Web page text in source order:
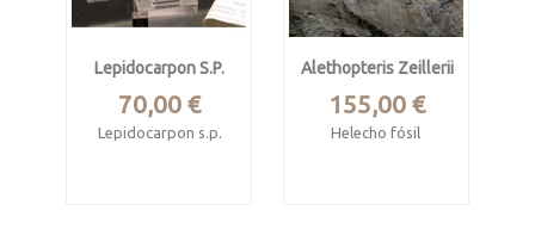
Lepidocarpon S.p.
Precio
70,00 €
Lepidocarpon s.p.
Alethopteris Zeillerii
Precio
155,00 €
Helecho fósil